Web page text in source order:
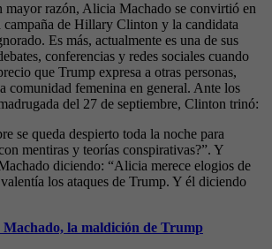
mayor razón, Alicia Machado se convirtió en
campaña de Hillary Clinton y la candidata
Es más, actualmente es una de sus
conferencias y redes sociales cuando
que Trump expresa a otras personas,
comunidad femenina en general. Ante los
del 27 de septiembre, Clinton trinó:
se queda despierto toda la noche para
mentiras y teorías conspirativas?”. Y
diciendo: “Alicia merece elogios de
los ataques de Trump. Y él diciendo
Machado, la maldición de Trump